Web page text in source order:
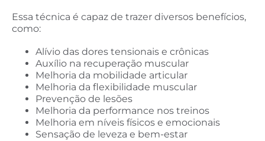
Essa técnica é capaz de trazer diversos benefícios,
como:
Alívio das dores tensionais e crônicas
Auxílio na recuperação muscular
Melhoria da mobilidade articular
Melhoria da flexibilidade muscular
Prevenção de lesões
Melhoria da performance nos treinos
Melhoria em níveis físicos e emocionais
Sensação de leveza e bem-estar